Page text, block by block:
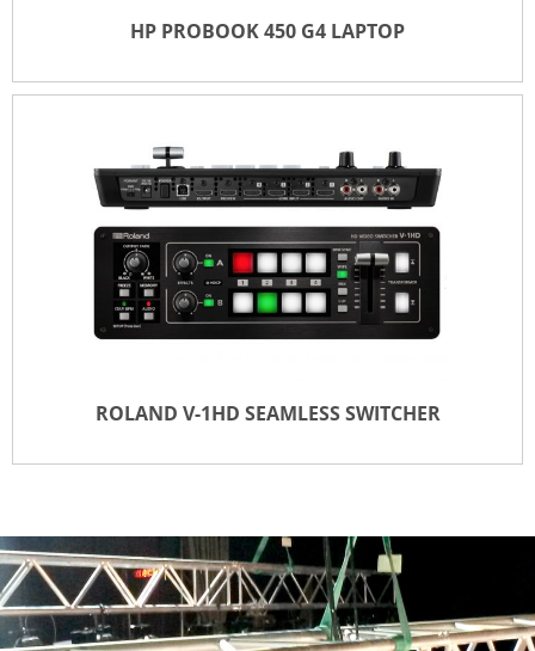
HP PROBOOK 450 G4 LAPTOP
TOEVOEGEN VOOR OFFERTE
ROLAND V-1HD SEAMLESS SWITCHER
TOEVOEGEN VOOR OFFERTE